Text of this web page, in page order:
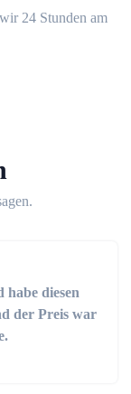
24 Stunden am
diesen
der Preis war